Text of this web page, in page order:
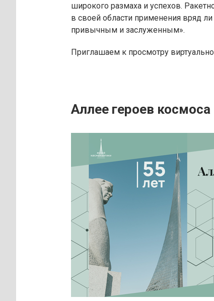
широкого размаха и успехов.
в своей области применения вряд
привычным и заслуженным».
Приглашаем к просмотру
Аллее героев космоса